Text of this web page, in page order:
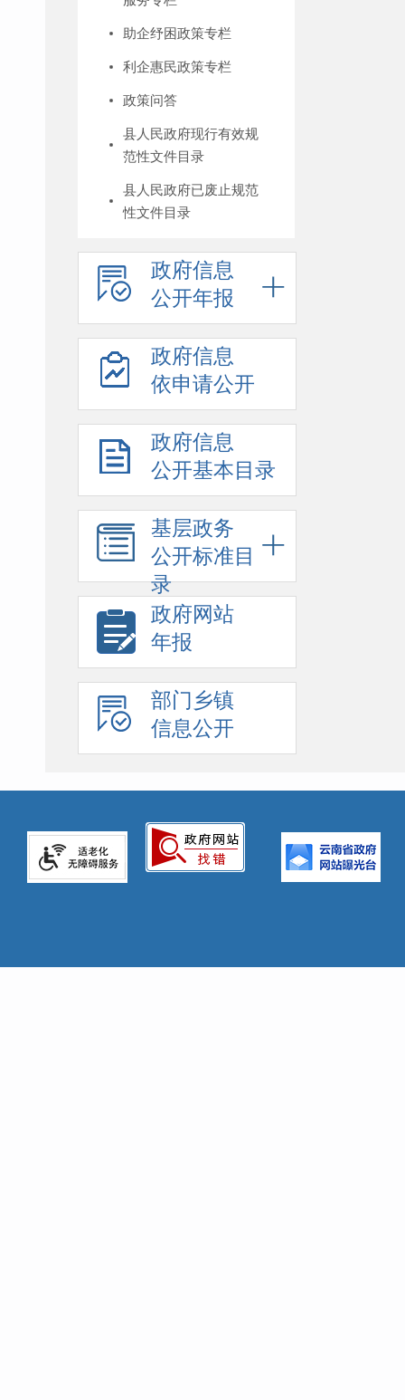
助企纾困政策专栏
利企惠民政策专栏
政策问答
县人民政府现行有效规
范性文件目录
县人民政府已废止规范
性文件目录
政府信息
公开年报
政府信息
依申请公开
政府信息
公开基本目录
基层政务
公开标准目
录
政府网站
年报
部门乡镇
信息公开